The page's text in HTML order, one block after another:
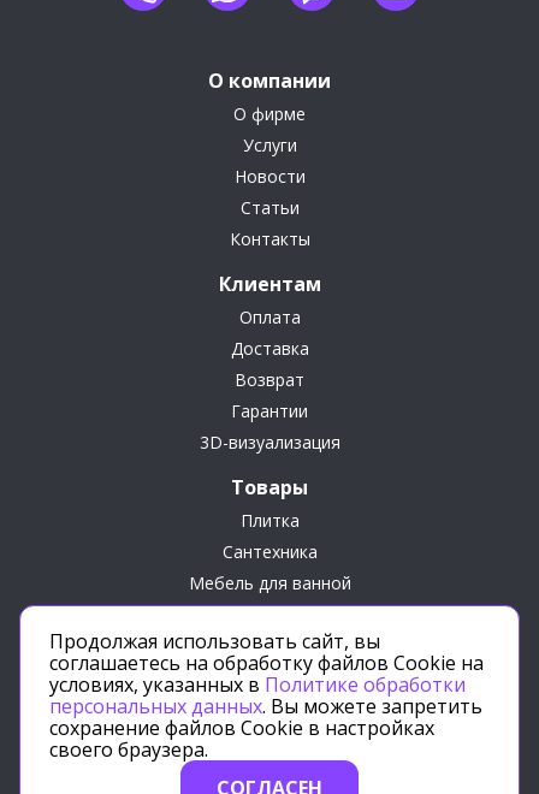
О компании
О фирме
Услуги
Новости
Статьи
Контакты
Клиентам
Оплата
Доставка
Возврат
Гарантии
3D-визуализация
Товары
Плитка
Сантехника
Мебель для ванной
Сопутствующие товары
Подарки
Политика конфиденциальности
Продолжая использовать сайт, вы
соглашаетесь на обработку файлов Cookie на
условиях, указанных в Политике обработки
персональных данных. Вы можете запретить
сохранение файлов Cookie в настройках
своего браузера.
СОГЛАСЕН